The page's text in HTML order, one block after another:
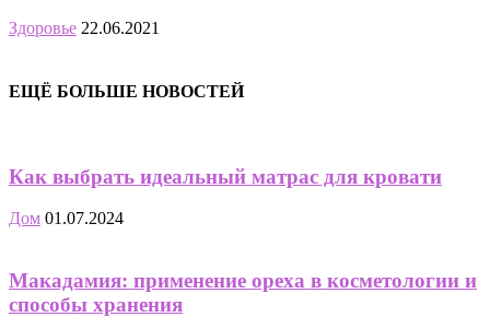
Здоровье 22.06.2021
ЕЩЁ БОЛЬШЕ НОВОСТЕЙ
Как выбрать идеальный матрас для кровати
Дом 01.07.2024
Макадамия: применение ореха в косметологии и
способы хранения